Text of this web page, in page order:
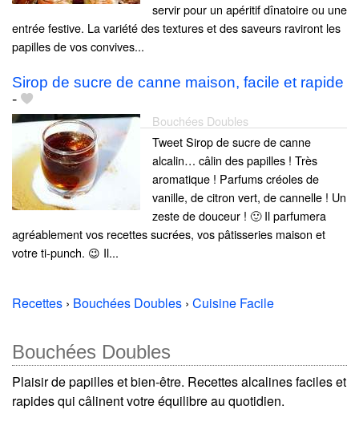
servir pour un apéritif dînatoire ou une
entrée festive. La variété des textures et des saveurs raviront les
papilles de vos convives...
Sirop de sucre de canne maison, facile et rapide
-
Bouchées Doubles
Tweet Sirop de sucre de canne
alcalin… câlin des papilles ! Très
aromatique ! Parfums créoles de
vanille, de citron vert, de cannelle ! Un
zeste de douceur ! 🙂 Il parfumera
agréablement vos recettes sucrées, vos pâtisseries maison et
votre ti-punch. 😉 Il...
Recettes › Bouchées Doubles › Cuisine Facile
Bouchées Doubles
Plaisir de papilles et bien-être. Recettes alcalines faciles et
rapides qui câlinent votre équilibre au quotidien.